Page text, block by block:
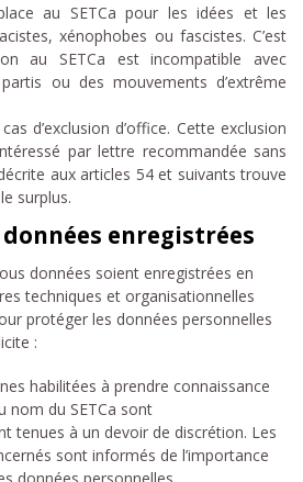
au SETCa pour les idées et les
xénophobes ou fascistes. C’est
au SETCa est incompatible avec
ou des mouvements d’extrême
d’exclusion d’office. Cette exclusion
par lettre recommandée sans
aux articles 54 et suivants trouve
surplus.
enregistrées
données soient enregistrées en
techniques et organisationnelles
protéger les données personnelles
:
habilitées à prendre connaissance
nom du SETCa sont
tenues à un devoir de discrétion. Les
sont informés de l’importance